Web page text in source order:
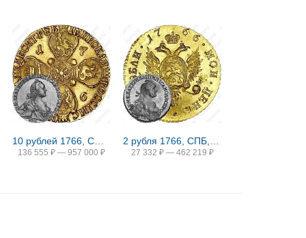
136 555 ₽ — 957 000 ₽ 27 332 ₽ — 462 219 ₽